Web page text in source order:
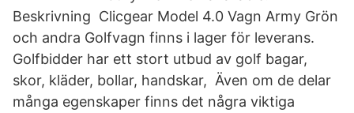
Beskrivning Clicgear Model 4.0 Vagn Army Grön
och andra Golfvagn finns i lager för leverans​.
Golfbidder har ett stort utbud av golf bagar,
skor, kläder, bollar, handskar, Även om de delar
många egenskaper finns det några viktiga